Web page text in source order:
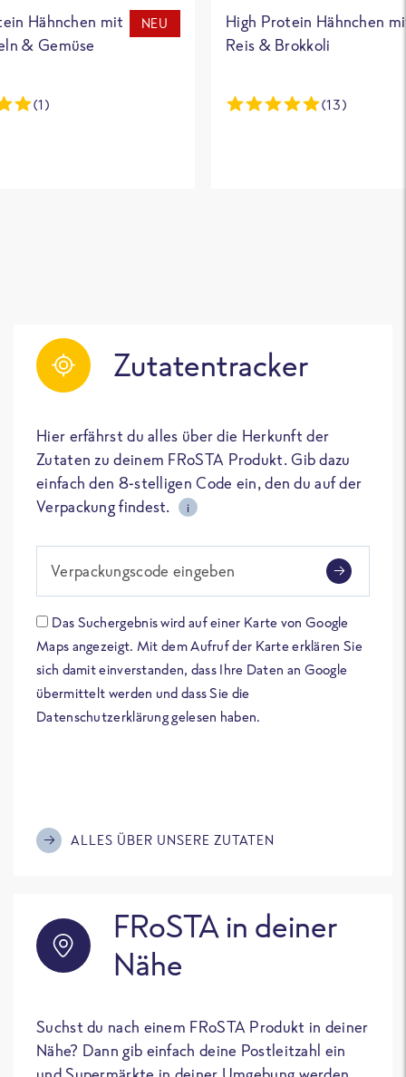
Hähnchen mit
& Gemüse
NEU
(1)
High Protein Hähnchen
Reis & Brokkoli
(13)
Zutatentracker
Hier erfährst du alles über die Herkunft der
Zutaten zu deinem FRoSTA Produkt. Gib dazu
einfach den 8-stelligen Code ein, den du auf der
Verpackung findest.
i
Verpackungscode eingeben
Das Suchergebnis wird auf einer Karte von Google
Maps angezeigt. Mit dem Aufruf der Karte erklären Sie
sich damit einverstanden, dass Ihre Daten an Google
übermittelt werden und dass Sie die
Datenschutzerklärung gelesen haben.
ALLES ÜBER UNSERE ZUTATEN
FRoSTA in deiner
Nähe
Suchst du nach einem FRoSTA Produkt in deiner
Nähe? Dann gib einfach deine Postleitzahl ein